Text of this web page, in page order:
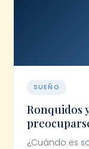
SUEÑO
Ronquidos
¿Cuándo es